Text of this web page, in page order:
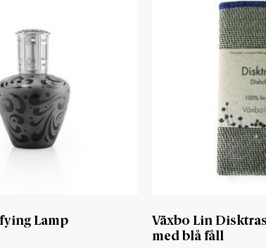
Lamp
Växbo Lin
med blå fåll